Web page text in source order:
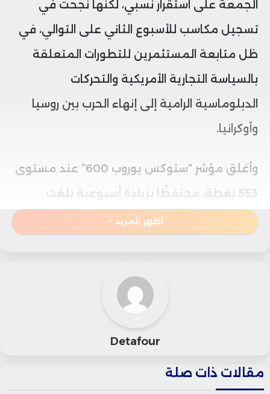
الجمعة على استقرار نسبي، لكنها نجحت في
تسجيل مكاسب للأسبوع الثاني على التوالي، في
ظل متابعة المستثمرين للتطورات المتعلقة
بالسياسة التجارية الأمريكية والتحركات
الدبلوماسية الرامية إلى إنهاء الحرب بين روسيا
وأوكرانيا.
وأغلق مؤشر “ستوكس يوروب 600” عند مستوى
553 نقطة، محتفظًا بزيادة أسبوعية بلغت
1.18%.
نقطة، بينما استقر مؤشر “داكس” الألماني عند
اظهر المزيد
Detafour
مقالات ذات صلة